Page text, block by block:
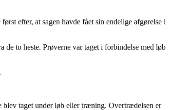
efter, at sagen havde fået sin endelige afgørelse i
to heste. Prøverne var taget i forbindelse med løb
blev taget under løb eller træning. Overtrædelsen er